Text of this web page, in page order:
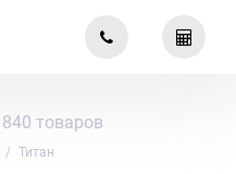
840 товаров
Титан